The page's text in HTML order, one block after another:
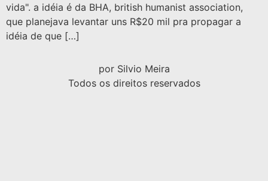
vida". a idéia é da BHA, british humanist association,
que planejava levantar uns R$20 mil pra propagar a
idéia de que […]
por Silvio Meira
Todos os direitos reservados